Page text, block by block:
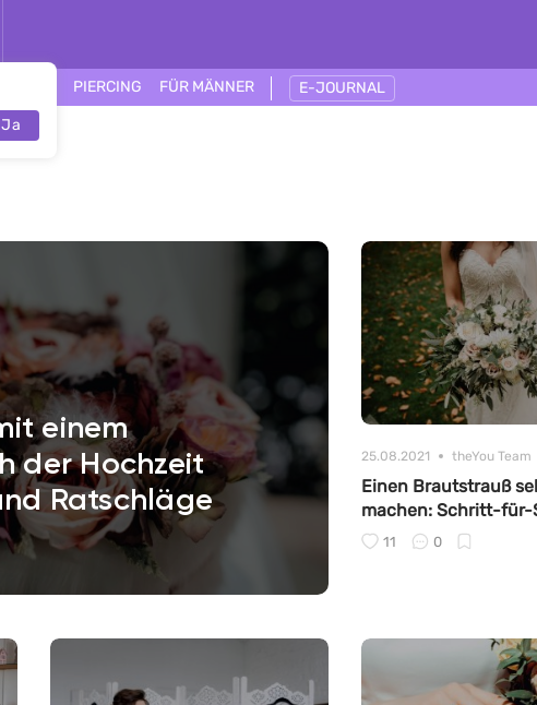
Ja
PIERCING FÜR MÄNNER E-JOURNAL
einem
der Hochzeit
Ratschläge
25.08.2021 theYou Team
Einen Brautstrauß
machen: Schritt-
Anleitung
11 0